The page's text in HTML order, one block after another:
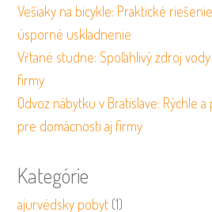
Vešiaky na bicykle: Praktické
úsporné uskladnenie
Vŕtané studne: Spoľahlivý zdroj
firmy
Odvoz nábytku v Bratislave: Rýchle
pre domácnosti aj firmy
Kategórie
ajurvédsky pobyt (1)